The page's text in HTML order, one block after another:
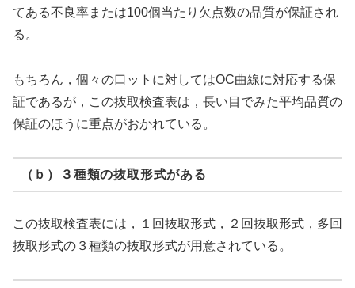
てある不良率または100個当たり欠点数の品質が保証され
る。
もちろん，個々の口ットに対してはOC曲線に対応する保
証であるが，この抜取検査表は，長い目でみた平均品質の
保証のほうに重点がおかれている。
（ｂ）３種類の抜取形式がある
この抜取検査表には，１回抜取形式，２回抜取形式，多回
抜取形式の３種類の抜取形式が用意されている。